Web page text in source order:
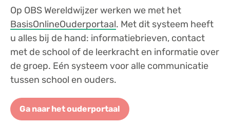
Op OBS Wereldwijzer werken we met het
BasisOnlineOuderportaal. Met dit systeem heeft
u alles bij de hand: informatiebrieven, contact
met de school of de leerkracht en informatie over
de groep. Eén systeem voor alle communicatie
tussen school en ouders.
Ga naar het ouderportaal